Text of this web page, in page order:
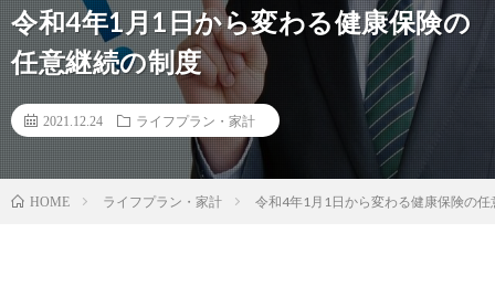
令和4年1月1日から変わる健康保険の
任意継続の制度
2021.12.24 ライフプラン・家計
HOME ライフプラン・家計 令和4年1月1日から変わる健康保険の任